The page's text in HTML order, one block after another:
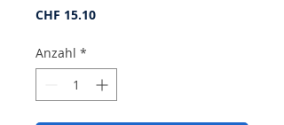
CHF 15.10Preis
Anzahl *